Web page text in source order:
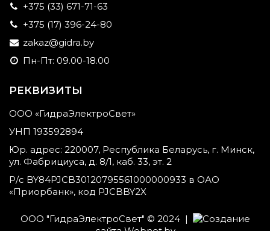
+375 (33) 671-71-63
+375 (17) 396-24-80
zakaz@gidra.by
Пн-Пт: 09.00-18.00
РЕКВИЗИТЫ
ООО «ГидраЭлектроСвет»
УНП 193592894
Юр. адрес: 220007, Республика Беларусь, г. Минск,
ул. Фабрициуса, д. 8/1, каб. 33, эт. 2
Р/с BY84PJCB30120795561000000933 в ОАО
«Приорбанк», код PJCBBY2X
ООО "ГидраЭлектроСвет" © 2024 |
Создание